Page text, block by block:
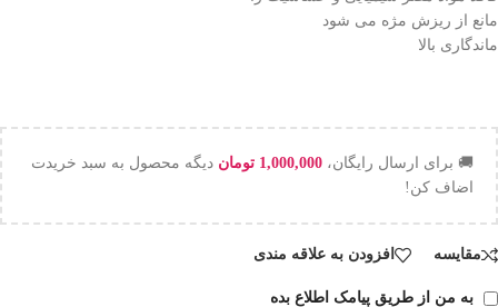
مانع از ریزش مژه می شود
ماندگاری بالا
🚚 برای ارسال رایگان، 1,000,000 تومان دیگه محصول به سبد خریدت
اضاف کن!
مقایسه افزودن به علاقه مندی
به من از طریق پیامک اطلاع بده